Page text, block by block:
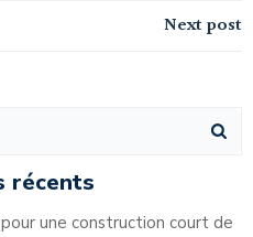
Navigation
Next post
récents
une construction court de